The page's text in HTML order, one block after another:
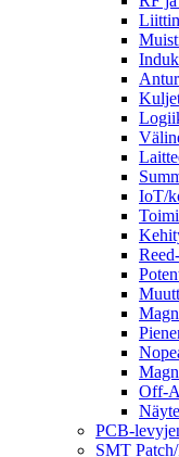
IoT/
Off-
PCB-
SMT